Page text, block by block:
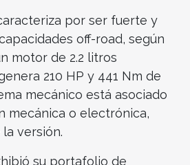
por ser fuerte y
off-road, según
motor de 2.2 litros
210 HP y 441 Nm de
mecánico está asociado
mecánica o electrónica,
versión.
su portafolio de